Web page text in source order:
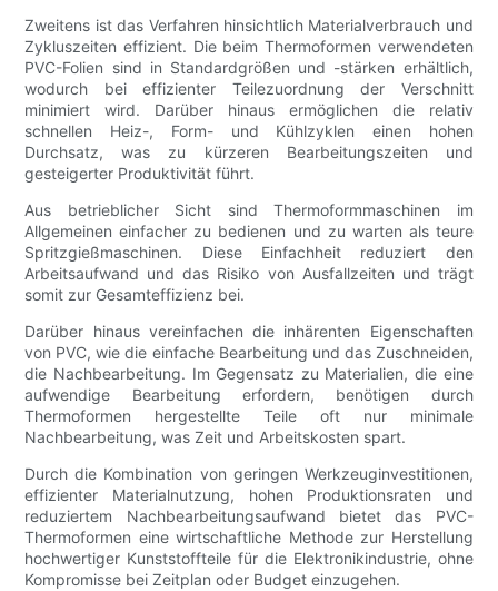
Zweitens ist das Verfahren hinsichtlich Materialverbrauch und
Zykluszeiten effizient. Die beim Thermoformen verwendeten
PVC-Folien sind in Standardgrößen und -stärken erhältlich,
wodurch bei effizienter Teilezuordnung der Verschnitt
minimiert wird. Darüber hinaus ermöglichen die relativ
schnellen Heiz-, Form- und Kühlzyklen einen hohen
Durchsatz, was zu kürzeren Bearbeitungszeiten und
gesteigerter Produktivität führt.
Aus betrieblicher Sicht sind Thermoformmaschinen im
Allgemeinen einfacher zu bedienen und zu warten als teure
Spritzgießmaschinen. Diese Einfachheit reduziert den
Arbeitsaufwand und das Risiko von Ausfallzeiten und trägt
somit zur Gesamteffizienz bei.
Darüber hinaus vereinfachen die inhärenten Eigenschaften
von PVC, wie die einfache Bearbeitung und das Zuschneiden,
die Nachbearbeitung. Im Gegensatz zu Materialien, die eine
aufwendige Bearbeitung erfordern, benötigen durch
Thermoformen hergestellte Teile oft nur minimale
Nachbearbeitung, was Zeit und Arbeitskosten spart.
Durch die Kombination von geringen Werkzeuginvestitionen,
effizienter Materialnutzung, hohen Produktionsraten und
reduziertem Nachbearbeitungsaufwand bietet das PVC-
Thermoformen eine wirtschaftliche Methode zur Herstellung
hochwertiger Kunststoffteile für die Elektronikindustrie, ohne
Kompromisse bei Zeitplan oder Budget einzugehen.